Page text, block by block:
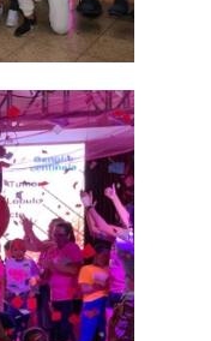
Somos
Adopta un Abuelo
Ángeles de la